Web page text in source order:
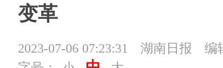
变革
2023-07-06 07:23:31 湖南日报
编